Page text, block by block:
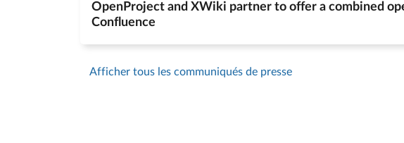
OpenProject and XWiki partner to offer a combined
Confluence
Afficher tous les communiqués de presse